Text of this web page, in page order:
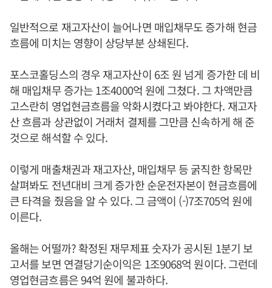
일반적으로 재고자산이 늘어나면 매입채무도 증가해 현금
흐름에 미치는 영향이 상당부분 상쇄된다.
포스코홀딩스의 경우 재고자산이 6조 원 넘게 증가한 데 비
해 매입채무 증가는 1조4000억 원에 그쳤다. 그 차액만큼
고스란히 영업현금흐름을 악화시켰다고 봐야한다. 재고자
산 흐름과 상관없이 거래처 결제를 그만큼 신속하게 해 준
것으로 해석할 수 있다.
이렇게 매출채권과 재고자산, 매입채무 등 굵직한 항목만
살펴봐도 전년대비 크게 증가한 순운전자본이 현금흐름에
큰 타격을 줬음을 알 수 있다. 그 금액이 (-)7조705억 원에
이른다.
올해는 어떨까? 확정된 재무제표 숫자가 공시된 1분기 보
고서를 보면 연결당기순이익은 1조9068억 원이다. 그런데
영업현금흐름은 94억 원에 불과하다.